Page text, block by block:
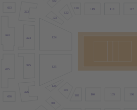
105 106
104
103
126
117
118
119
120
122
123
124
125
326
325
324
323
322
426
425
424
423